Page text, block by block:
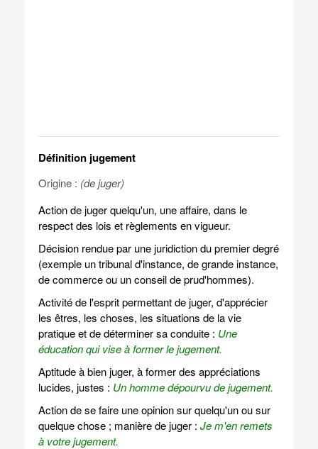
Définition jugement
Origine : (de juger)
Action de juger quelqu'un, une affaire, dans le
respect des lois et règlements en vigueur.
Décision rendue par une juridiction du premier degré
(exemple un tribunal d'instance, de grande instance,
de commerce ou un conseil de prud'hommes).
Activité de l'esprit permettant de juger, d'apprécier
les êtres, les choses, les situations de la vie
pratique et de déterminer sa conduite : Une
éducation qui vise à former le jugement.
Aptitude à bien juger, à former des appréciations
lucides, justes : Un homme dépourvu de jugement.
Action de se faire une opinion sur quelqu'un ou sur
quelque chose ; manière de juger : Je m'en remets
à votre jugement.